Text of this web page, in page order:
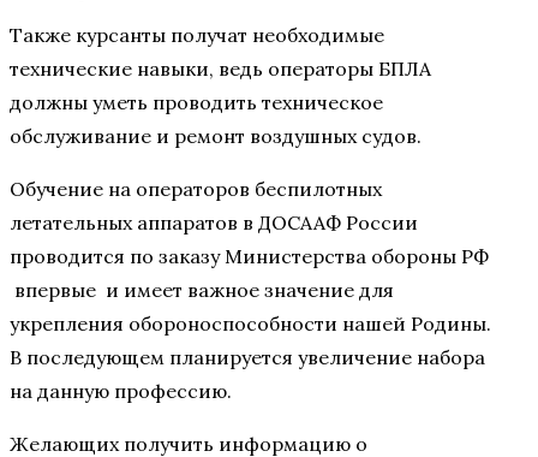
Также курсанты получат необходимые
технические навыки, ведь операторы БПЛА
должны уметь проводить техническое
обслуживание и ремонт воздушных судов.
Обучение на операторов беспилотных
летательных аппаратов в ДОСААФ России
проводится по заказу Министерства обороны РФ
впервые и имеет важное значение для
укрепления обороноспособности нашей Родины.
В последующем планируется увеличение набора
на данную профессию.
Желающих получить информацию о